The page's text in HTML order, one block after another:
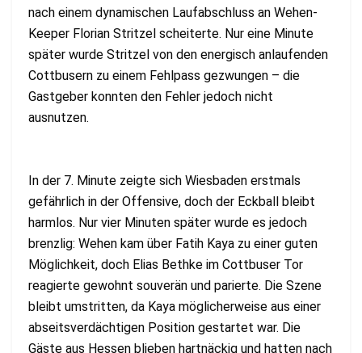
nach einem dynamischen Laufabschluss an Wehen-
Keeper Florian Stritzel scheiterte. Nur eine Minute
später wurde Stritzel von den energisch anlaufenden
Cottbusern zu einem Fehlpass gezwungen – die
Gastgeber konnten den Fehler jedoch nicht
ausnutzen.
In der 7. Minute zeigte sich Wiesbaden erstmals
gefährlich in der Offensive, doch der Eckball bleibt
harmlos. Nur vier Minuten später wurde es jedoch
brenzlig: Wehen kam über Fatih Kaya zu einer guten
Möglichkeit, doch Elias Bethke im Cottbuser Tor
reagierte gewohnt souverän und parierte. Die Szene
bleibt umstritten, da Kaya möglicherweise aus einer
abseitsverdächtigen Position gestartet war. Die
Gäste aus Hessen blieben hartnäckig und hatten nach